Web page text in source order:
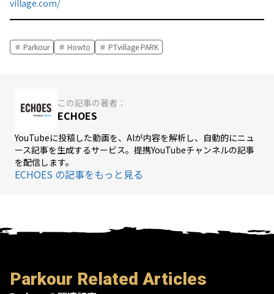
village.com/
Parkour Howto PTvillage PARK
この記事の著者：
ECHOES
YouTubeに投稿した動画を、AIが内容を解析し、自動的にニュ
ース記事を生成するサービス。提携YouTubeチャンネルの記事
を配信します。
ECHOES の記事をもっと見る
Parkour Related Articles